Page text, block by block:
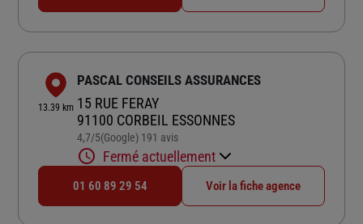
13.39 km
PASCAL CONSEILS ASSURANCES
15 RUE FERAY
91100 CORBEIL ESSONNES
4,7/5Note de 4.7 sur 5
(Google) 191 avis
Fermé actuellement
01 60 89 29 54 Voir la fiche agence